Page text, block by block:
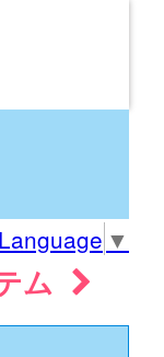
▼
ム